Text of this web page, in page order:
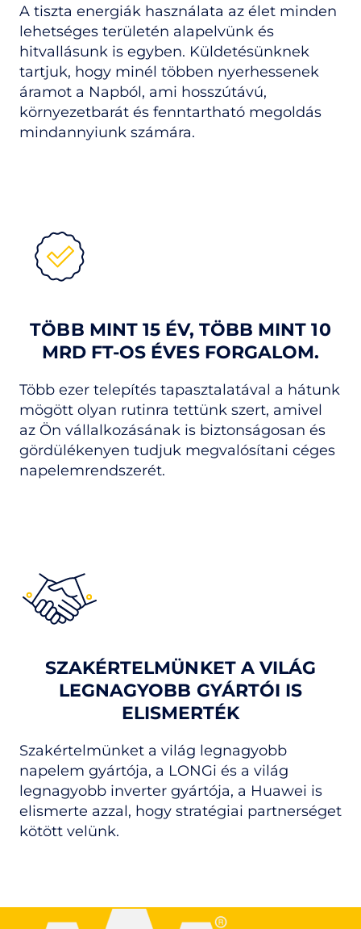
A tiszta energiák használata az élet minden
lehetséges területén alapelvünk és
hitvallásunk is egyben. Küldetésünknek
tartjuk, hogy minél többen nyerhessenek
áramot a Napból, ami hosszútávú,
környezetbarát és fenntartható megoldás
mindannyiunk számára.
TÖBB MINT 15 ÉV, TÖBB MINT 10
MRD FT-OS ÉVES FORGALOM.
Több ezer telepítés tapasztalatával a hátunk
mögött olyan rutinra tettünk szert, amivel
az Ön vállalkozásának is biztonságosan és
gördülékenyen tudjuk megvalósítani céges
napelemrendszerét.
SZAKÉRTELMÜNKET A VILÁG
LEGNAGYOBB GYÁRTÓI IS
ELISMERTÉK
Szakértelmünket a világ legnagyobb
napelem gyártója, a LONGi és a világ
legnagyobb inverter gyártója, a Huawei is
elismerte azzal, hogy stratégiai partnerséget
kötött velünk.